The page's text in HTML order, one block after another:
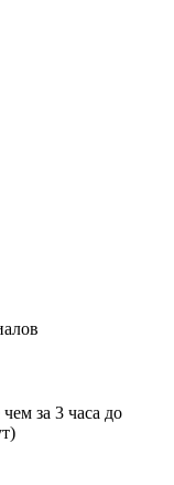
за 3 часа до